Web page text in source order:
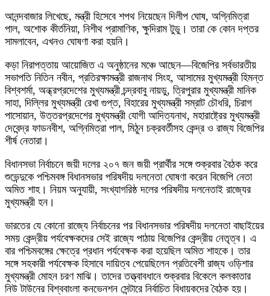
আনন্দবাজার লিখেছে, মন্ত্রী হিসেবে শপথ নিয়েছেন দিলীপ ঘোষ, অগ্নিমিত্রা
পাল, অশোক কীর্তনিয়া, নিশীথ প্রামাণিক, ক্ষুদিরাম টুডু। তারা কে কোন দপ্তর
সামলাবেন, এখনও ঘোষণা করা হয়নি।
কড়া নিরাপত্তায় আয়োজিত এ অনুষ্ঠানের মঞ্চে আছেন—বিজেপির সর্বভারতীয়
সভাপতি নিতিন নবীন, প্রতিরক্ষামন্ত্রী রাজনাথ সিংহ, আসামের মুখ্যমন্ত্রী হিমন্ত
বিশ্বশর্মা, অন্ধ্রপ্রদেশের মুখ্যমন্ত্রী চন্দ্রবাবু নায়ডু, ত্রিপুরার মুখ্যমন্ত্রী মানিক
সাহা, দিল্লির মুখ্যমন্ত্রী রেখা গুপ্ত, বিহারের মুখ্যমন্ত্রী সম্রাট চৌধরি, চিরাগ
পাসোয়ান, উত্তরপ্রদেশের মুখ্যমন্ত্রী যোগী আদিত্যনাথ, মহারাষ্ট্রের মুখ্যমন্ত্রী
দেবেন্দ্র ফাডনবীশ, অগ্নিমিত্রা পাল, মিঠুন চক্রবর্তীসহ কেন্দ্র ও রাজ্য বিজেপির
শীর্ষ নেতারা।
বিধানসভা নির্বাচনে জয়ী দলের ২০৭ জন জয়ী প্রার্থীর সঙ্গে শুক্রবার বৈঠক করে
শুভেন্দুকে পশ্চিমবঙ্গ বিধানসভার পরিষদীয় দলনেতা ঘোষণা করেন বিজেপি নেতা
অমিত শাহ। নিয়ম অনুযায়ী, সংখ্যাগরিষ্ঠ দলের পরিষদীয় দলনেতাই রাজ্যের
মুখ্যমন্ত্রী হন।
ভারতের যে কোনো রাজ্যে নির্বাচনের পর বিধানসভার পরিষদীয় দলনেতা বাছাইয়ের
সময় কেন্দ্রীয় পর্যবেক্ষকদের সেই রাজ্যে পাঠায় বিজেপির কেন্দ্রীয় নেতৃত্ব। এ
বার পশ্চিমবঙ্গের ক্ষেত্রে প্রধান পর্যবেক্ষক করা হয়েছিল অমিত শাহকে। তার
সঙ্গে সহকারী পর্যবেক্ষক হিসাবে দায়িত্ব পেয়েছিলেন প্রতিবেশী রাজ্য ওড়িশার
মুখ্যমন্ত্রী মোহন চরণ মাঝি। তাদের তত্ত্বাবধানে শুক্রবার বিকেলে কলকাতার
নিউ টাউনের বিশ্ববাংলা কনভেনশন সেন্টারে নির্বাচিত বিধায়কদের বৈঠক হয়।